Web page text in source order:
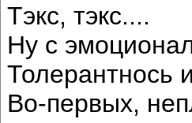
Тэкс, тэкс....
Ну с
Толерантнось
Во-первых,